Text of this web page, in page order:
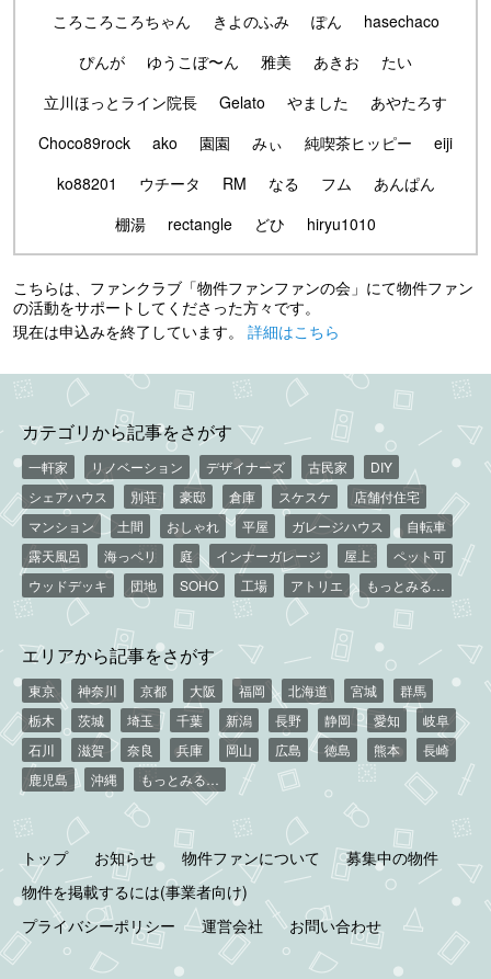
ころころころちゃん
きよのふみ ぽん
hasechaco
ぴんが
ゆうこぼ〜ん 雅美 あきお
たい
立川ほっとライン院長
Gelato やました
あやたろす
Choco89rock
ako 園園 みぃ 純喫茶ヒッピー
eiji
ko88201
ウチータ RM なる フム
あんぱん
棚湯
rectangle どひ hiryu1010
こちらは、ファンクラブ「物件ファンファンの会」にて物件ファン
の活動をサポートしてくださった方々です。
現在は申込みを終了しています。 詳細はこちら
カテゴリから記事をさがす
一軒家 リノベーション デザイナーズ 古民家
DIY
シェアハウス
別荘 豪邸 倉庫 スケスケ
店舗付住宅
マンション
土間 おしゃれ 平屋 ガレージハウス
自転車
露天風呂
海っペリ 庭 インナーガレージ 屋上
ペット可
ウッドデッキ
団地 SOHO 工場 アトリエ もっとみる…
エリアから記事をさがす
東京 神奈川 京都 大阪 福岡 北海道 宮城
群馬
栃木
茨城 埼玉 千葉 新潟 長野 静岡 愛知
岐阜
石川
滋賀 奈良 兵庫 岡山 広島 徳島 熊本
長崎
鹿児島
沖縄 もっとみる…
トップ お知らせ 物件ファンについて
募集中の物件
物件を掲載するには(事業者向け)
プライバシーポリシー
運営会社 お問い合わせ